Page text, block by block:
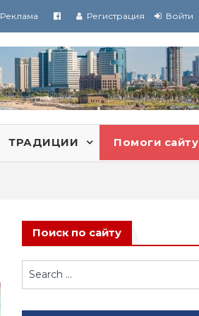
Реклама Регистрация Войти
ТРАДИЦИИ Помоги сайту
Поиск по сайту
Search
for: